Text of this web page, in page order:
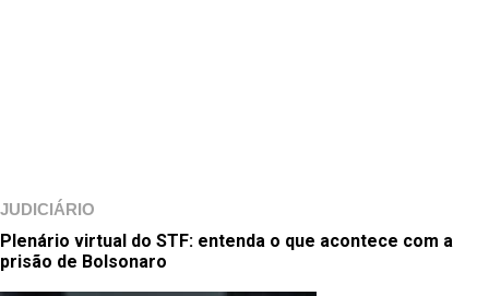
JUDICIÁRIO
Plenário virtual do STF: entenda o que acontece com a
prisão de Bolsonaro